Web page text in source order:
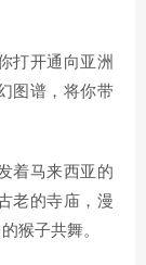
打开通向亚洲
图谱，将你带
着马来西亚的
老的寺庙，漫
猴子共舞。